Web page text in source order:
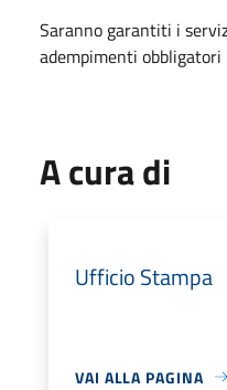
Saranno garantiti i
adempimenti obbligatori
A cura di
Ufficio Stampa
VAI ALLA PAGINA